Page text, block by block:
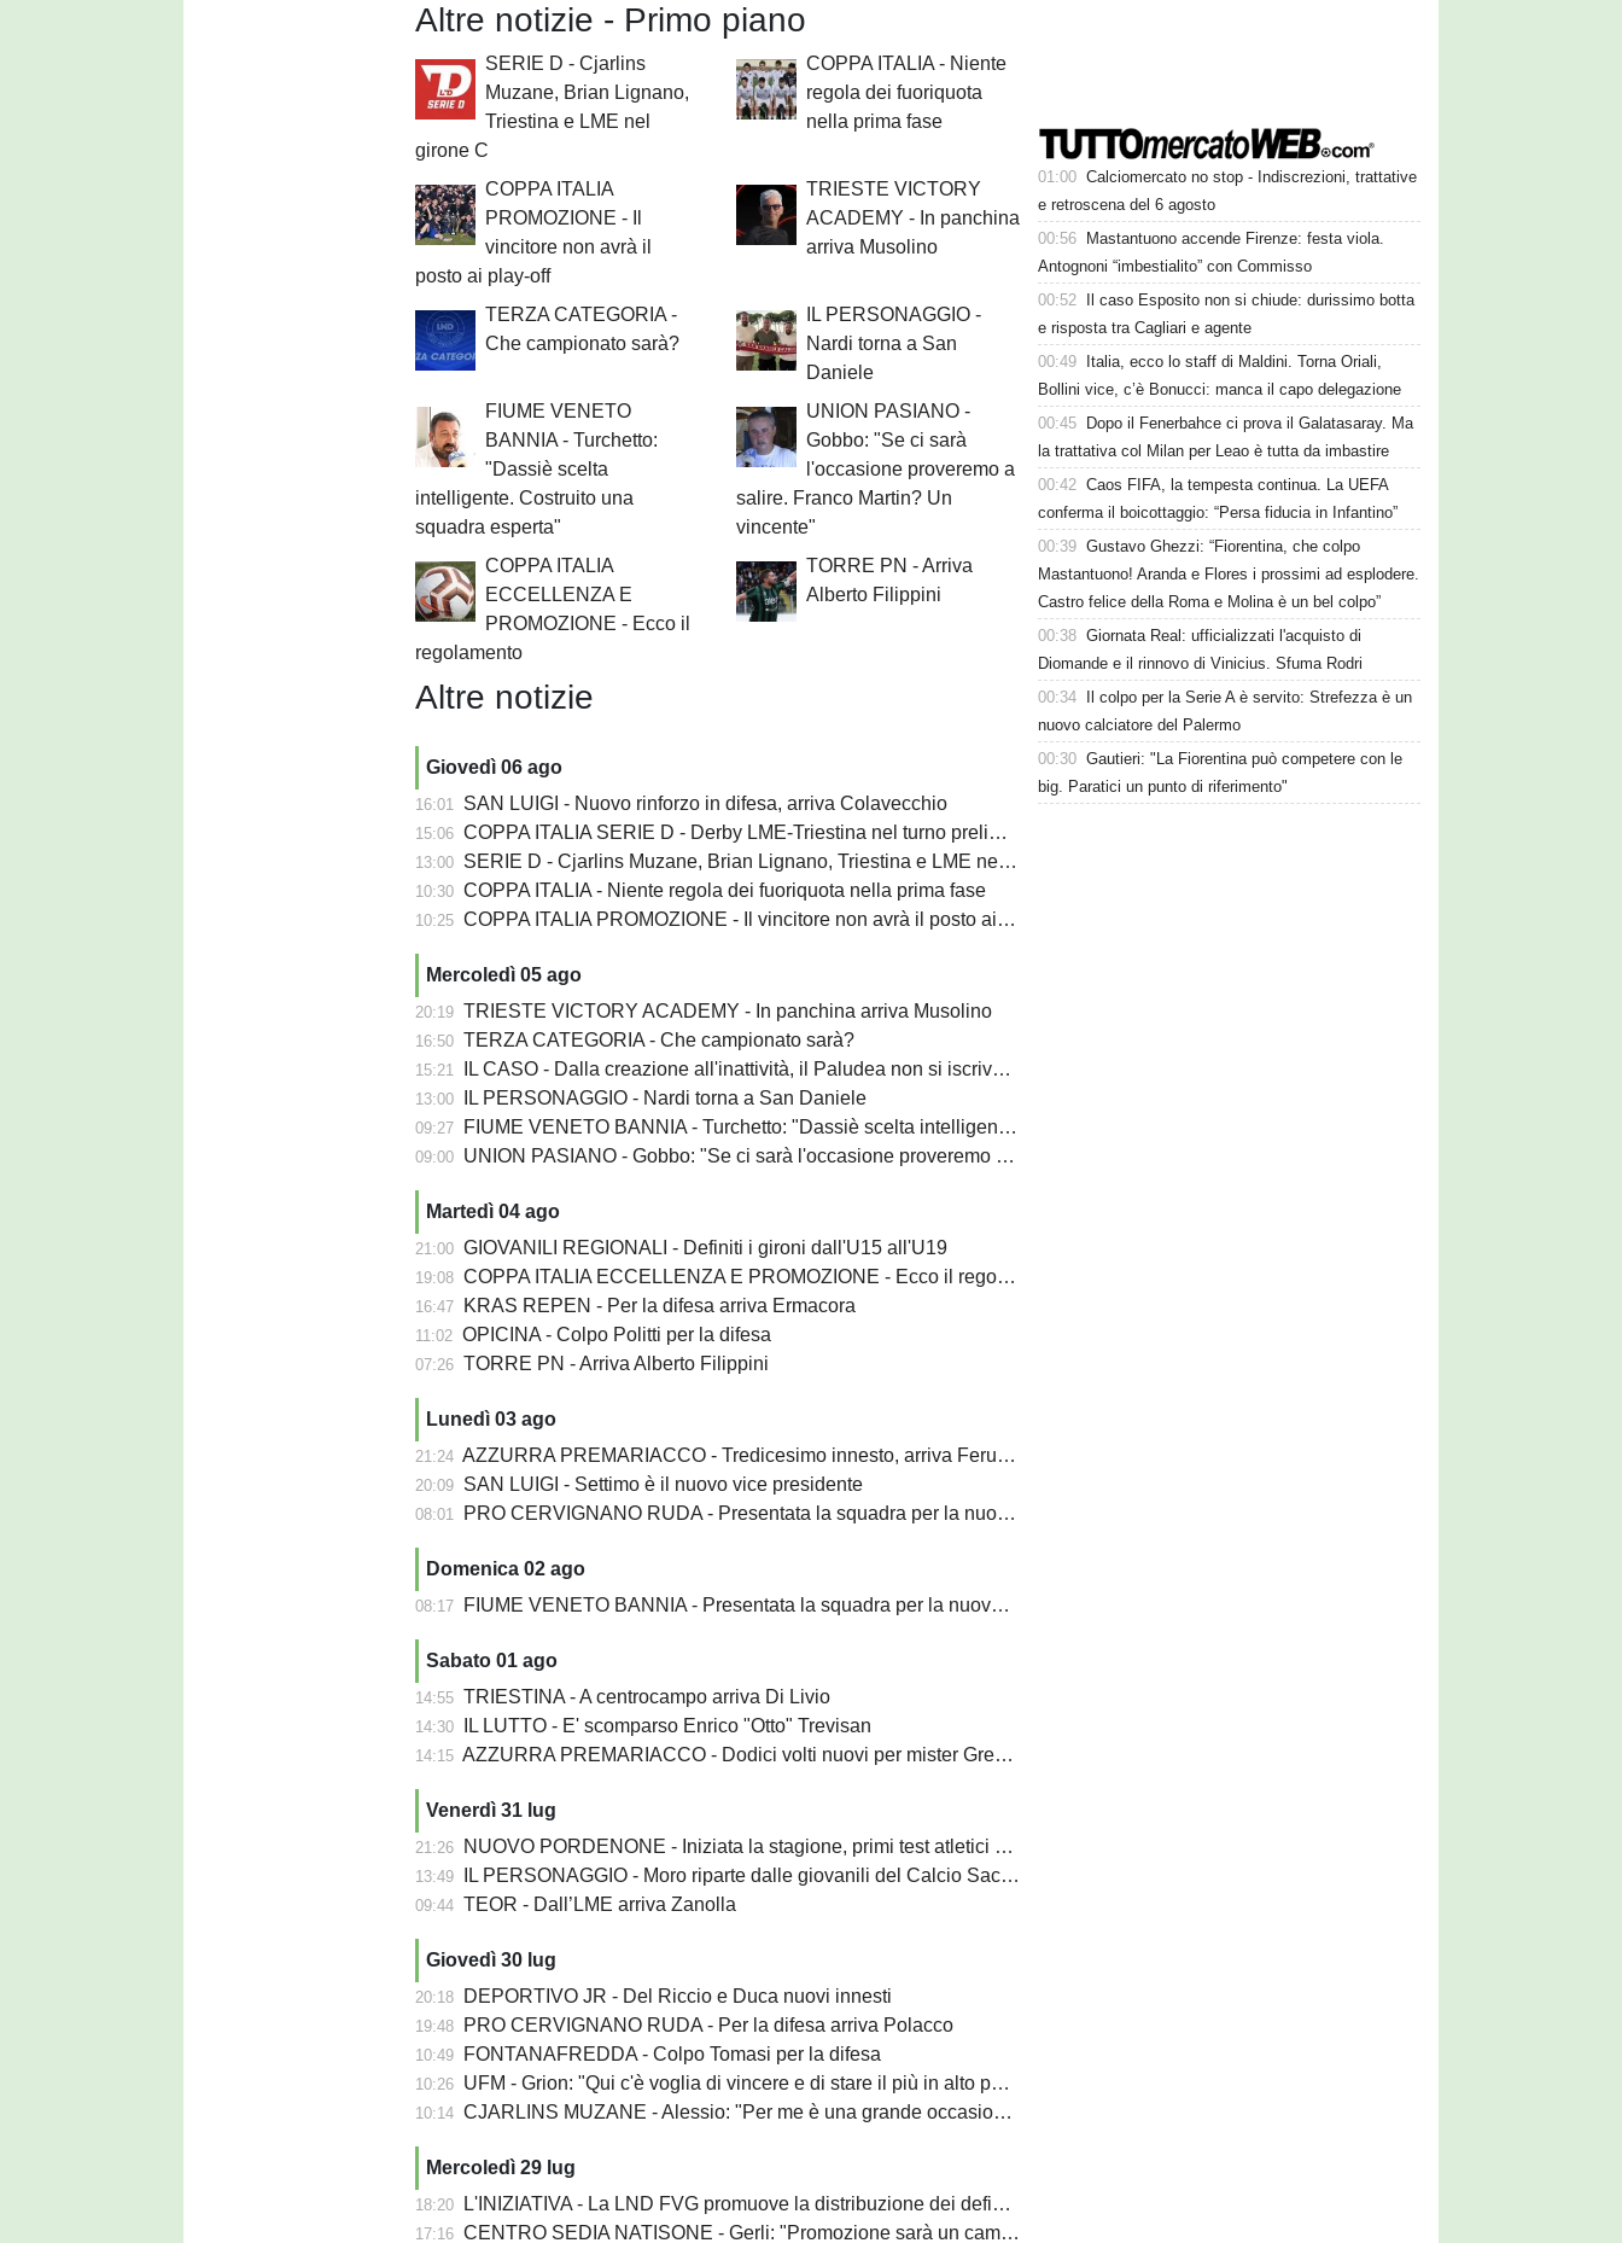
Altre notizie - Primo piano
SERIE D - Cjarlins
Muzane, Brian Lignano,
Triestina e LME nel
girone C
COPPA ITALIA - Niente
regola dei fuoriquota
nella prima fase
COPPA ITALIA
PROMOZIONE - Il
vincitore non avrà il
posto ai play-off
TRIESTE VICTORY
ACADEMY - In panchina
arriva Musolino
TERZA CATEGORIA -
Che campionato sarà?
IL PERSONAGGIO -
Nardi torna a San
Daniele
FIUME VENETO
BANNIA - Turchetto:
"Dassiè scelta
intelligente. Costruito una
squadra esperta"
UNION PASIANO -
Gobbo: "Se ci sarà
l'occasione proveremo a
salire. Franco Martin? Un
vincente"
COPPA ITALIA
ECCELLENZA E
PROMOZIONE - Ecco il
regolamento
TORRE PN - Arriva
Alberto Filippini
Altre notizie
Giovedì 06 ago
16:01 SAN LUIGI - Nuovo rinforzo in difesa, arriva Colavecchio
15:06 COPPA ITALIA SERIE D - Derby LME-Triestina nel turno preliminare
13:00 SERIE D - Cjarlins Muzane, Brian Lignano, Triestina e LME nel girone C
10:30 COPPA ITALIA - Niente regola dei fuoriquota nella prima fase
10:25 COPPA ITALIA PROMOZIONE - Il vincitore non avrà il posto ai play-off
Mercoledì 05 ago
20:19 TRIESTE VICTORY ACADEMY - In panchina arriva Musolino
16:50 TERZA CATEGORIA - Che campionato sarà?
15:21 IL CASO - Dalla creazione all'inattività, il Paludea non si iscrive alla Terza categoria
13:00 IL PERSONAGGIO - Nardi torna a San Daniele
09:27 FIUME VENETO BANNIA - Turchetto: "Dassiè scelta intelligente. Costruito una squadra esperta"
09:00 UNION PASIANO - Gobbo: "Se ci sarà l'occasione proveremo a salire. Franco Martin? Un vincente"
Martedì 04 ago
21:00 GIOVANILI REGIONALI - Definiti i gironi dall'U15 all'U19
19:08 COPPA ITALIA ECCELLENZA E PROMOZIONE - Ecco il regolamento
16:47 KRAS REPEN - Per la difesa arriva Ermacora
11:02 OPICINA - Colpo Politti per la difesa
07:26 TORRE PN - Arriva Alberto Filippini
Lunedì 03 ago
21:24 AZZURRA PREMARIACCO - Tredicesimo innesto, arriva Feruglio
20:09 SAN LUIGI - Settimo è il nuovo vice presidente
08:01 PRO CERVIGNANO RUDA - Presentata la squadra per la nuova stagione
Domenica 02 ago
08:17 FIUME VENETO BANNIA - Presentata la squadra per la nuova stagione
Sabato 01 ago
14:55 TRIESTINA - A centrocampo arriva Di Livio
14:30 IL LUTTO - E' scomparso Enrico "Otto" Trevisan
14:15 AZZURRA PREMARIACCO - Dodici volti nuovi per mister Gregoratti
Venerdì 31 lug
21:26 NUOVO PORDENONE - Iniziata la stagione, primi test atletici al De Marchi
13:49 IL PERSONAGGIO - Moro riparte dalle giovanili del Calcio Sacile 2026
09:44 TEOR - Dall’LME arriva Zanolla
Giovedì 30 lug
20:18 DEPORTIVO JR - Del Riccio e Duca nuovi innesti
19:48 PRO CERVIGNANO RUDA - Per la difesa arriva Polacco
10:49 FONTANAFREDDA - Colpo Tomasi per la difesa
10:26 UFM - Grion: "Qui c'è voglia di vincere e di stare il più in alto possibile"
10:14 CJARLINS MUZANE - Alessio: "Per me è una grande occasione, qua c'è l'obiettivo di vincere"
Mercoledì 29 lug
18:20 L'INIZIATIVA - La LND FVG promuove la distribuzione dei defibrillatori semiautomatici esterni nelle strutture sportive regionali
17:16 CENTRO SEDIA NATISONE - Gerli: "Promozione sarà un campionato diverso da quello dell'anno scorso"
01:00 Calciomercato no stop - Indiscrezioni, trattative
e retroscena del 6 agosto
00:56
Mastantuono accende Firenze: festa viola.
Antognoni “imbestialito” con Commisso
00:52
Il caso Esposito non si chiude: durissimo botta
e risposta tra Cagliari e agente
00:49
Italia, ecco lo staff di Maldini. Torna Oriali,
Bollini vice, c’è Bonucci: manca il capo delegazione
00:45
Dopo il Fenerbahce ci prova il Galatasaray. Ma
la trattativa col Milan per Leao è tutta da imbastire
00:42 Caos FIFA, la tempesta continua. La UEFA
conferma il boicottaggio: “Persa fiducia in Infantino”
00:39 Gustavo Ghezzi: “Fiorentina, che colpo
Mastantuono! Aranda e Flores i prossimi ad esplodere.
Castro felice della Roma e Molina è un bel colpo”
00:38 Giornata Real: ufficializzati l'acquisto di
Diomande e il rinnovo di Vinicius. Sfuma Rodri
00:34
Il colpo per la Serie A è servito: Strefezza è un
nuovo calciatore del Palermo
00:30 Gautieri: "La Fiorentina può competere con le
big. Paratici un punto di riferimento"